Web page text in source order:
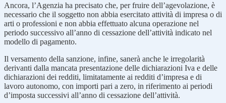
Ancora, l’Agenzia ha precisato che, per fruire dell’agevolazione, è
necessario che il soggetto non abbia esercitato attività di impresa o di
arti o professioni e non abbia effettuato alcuna operazione nel
periodo successivo all’anno di cessazione dell’attività indicato nel
modello di pagamento.
Il versamento della sanzione, infine, sanerà anche le irregolarità
derivanti dalla mancata presentazione delle dichiarazioni Iva e delle
dichiarazioni dei redditi, limitatamente ai redditi d’impresa e di
lavoro autonomo, con importi pari a zero, in riferimento ai periodi
d’imposta successivi all’anno di cessazione dell’attività.